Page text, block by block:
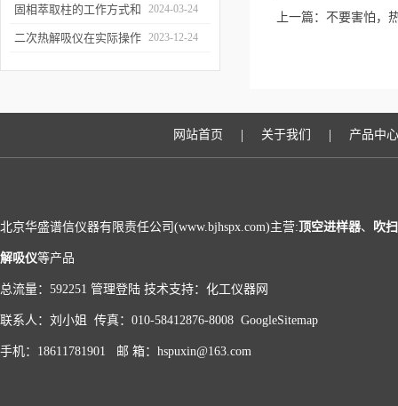
缩
和富集样品中的挥发性成
分
固相萃取柱的工作方式和
应用场景
2024-03-24
二次热解吸仪在实际操作 2023-12-24
上一篇： 不要害怕，
网站首页 | 关于我们 | 产品中心
北京华盛谱信仪器有限责任公司(www.bjhspx.com)主营:顶空进样器、 吹
解吸仪等产品
总流量：592251 管理登陆 技术支持： 化工仪器网
联系人：刘小姐 传真：010-58412876-8008 GoogleSitemap
手机：18611781901 邮 箱：hspuxin@163.com